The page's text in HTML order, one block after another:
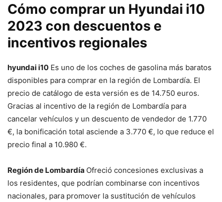
Cómo comprar un Hyundai i10
2023 con descuentos e
incentivos regionales
hyundai i10 Es uno de los coches de gasolina más baratos
disponibles para comprar en la región de Lombardía. El
precio de catálogo de esta versión es de 14.750 euros.
Gracias al incentivo de la región de Lombardía para
cancelar vehículos y un descuento de vendedor de 1.770
€, la bonificación total asciende a 3.770 €, lo que reduce el
precio final a 10.980 €.
Región de Lombardía Ofreció concesiones exclusivas a
los residentes, que podrían combinarse con incentivos
nacionales, para promover la sustitución de vehículos